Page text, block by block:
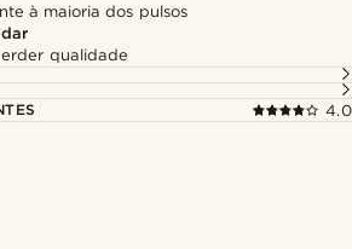
à maioria dos pulsos
qualidade
4.0